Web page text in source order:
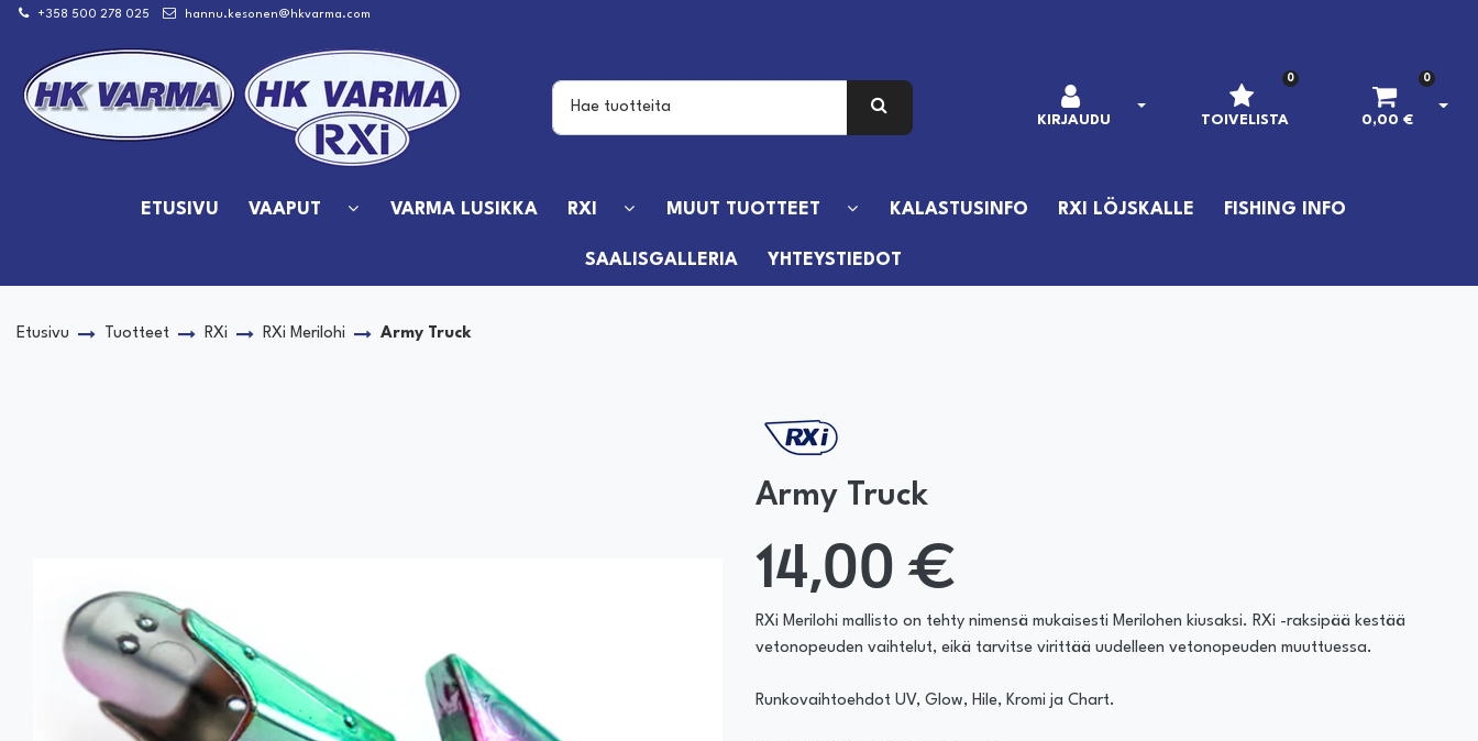
Siirry pääsisältöön
+358 500 278 025 hannu.kesonen@hkvarma.com
KIRJAUDU
AVAA KIRJAUTUMINEN
TOIVELISTA
0 0
0,00 €
ETUSIVU VAAPUT VARMA LUSIKKA RXI MUUT TUOTTEET KALASTUSINFO RXI LÖJSKALLE FISHING INFO
SAALISGALLERIA YHTEYSTIEDOT
Etusivu Tuotteet RXi RXi Merilohi Army Truck
Army Truck
14,00 €
RXi Merilohi mallisto on tehty nimensä mukaisesti Merilohen kiusaksi. RXi -raksipää kestää
vetonopeuden vaihtelut, eikä tarvitse virittää uudelleen vetonopeuden muuttuessa.
Runkovaihtoehdot UV, Glow, Hile, Kromi ja Chart.